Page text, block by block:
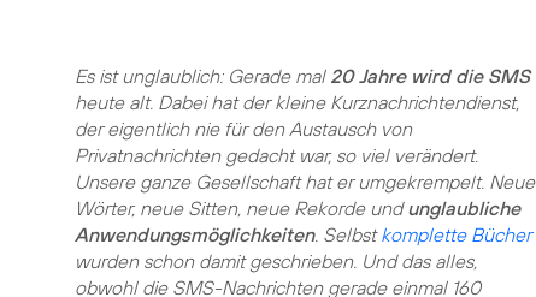
Es ist unglaublich: Gerade mal 20 Jahre wird die SMS
heute alt. Dabei hat der kleine Kurznachrichtendienst,
der eigentlich nie für den Austausch von
Privatnachrichten gedacht war, so viel verändert.
Unsere ganze Gesellschaft hat er umgekrempelt. Neue
Wörter, neue Sitten, neue Rekorde undunglaubliche
Anwendungsmöglichkeiten. Selbstkomplette Bücher
wurden schon damit geschrieben. Und das alles,
obwohl die SMS-Nachrichten gerade einmal 160